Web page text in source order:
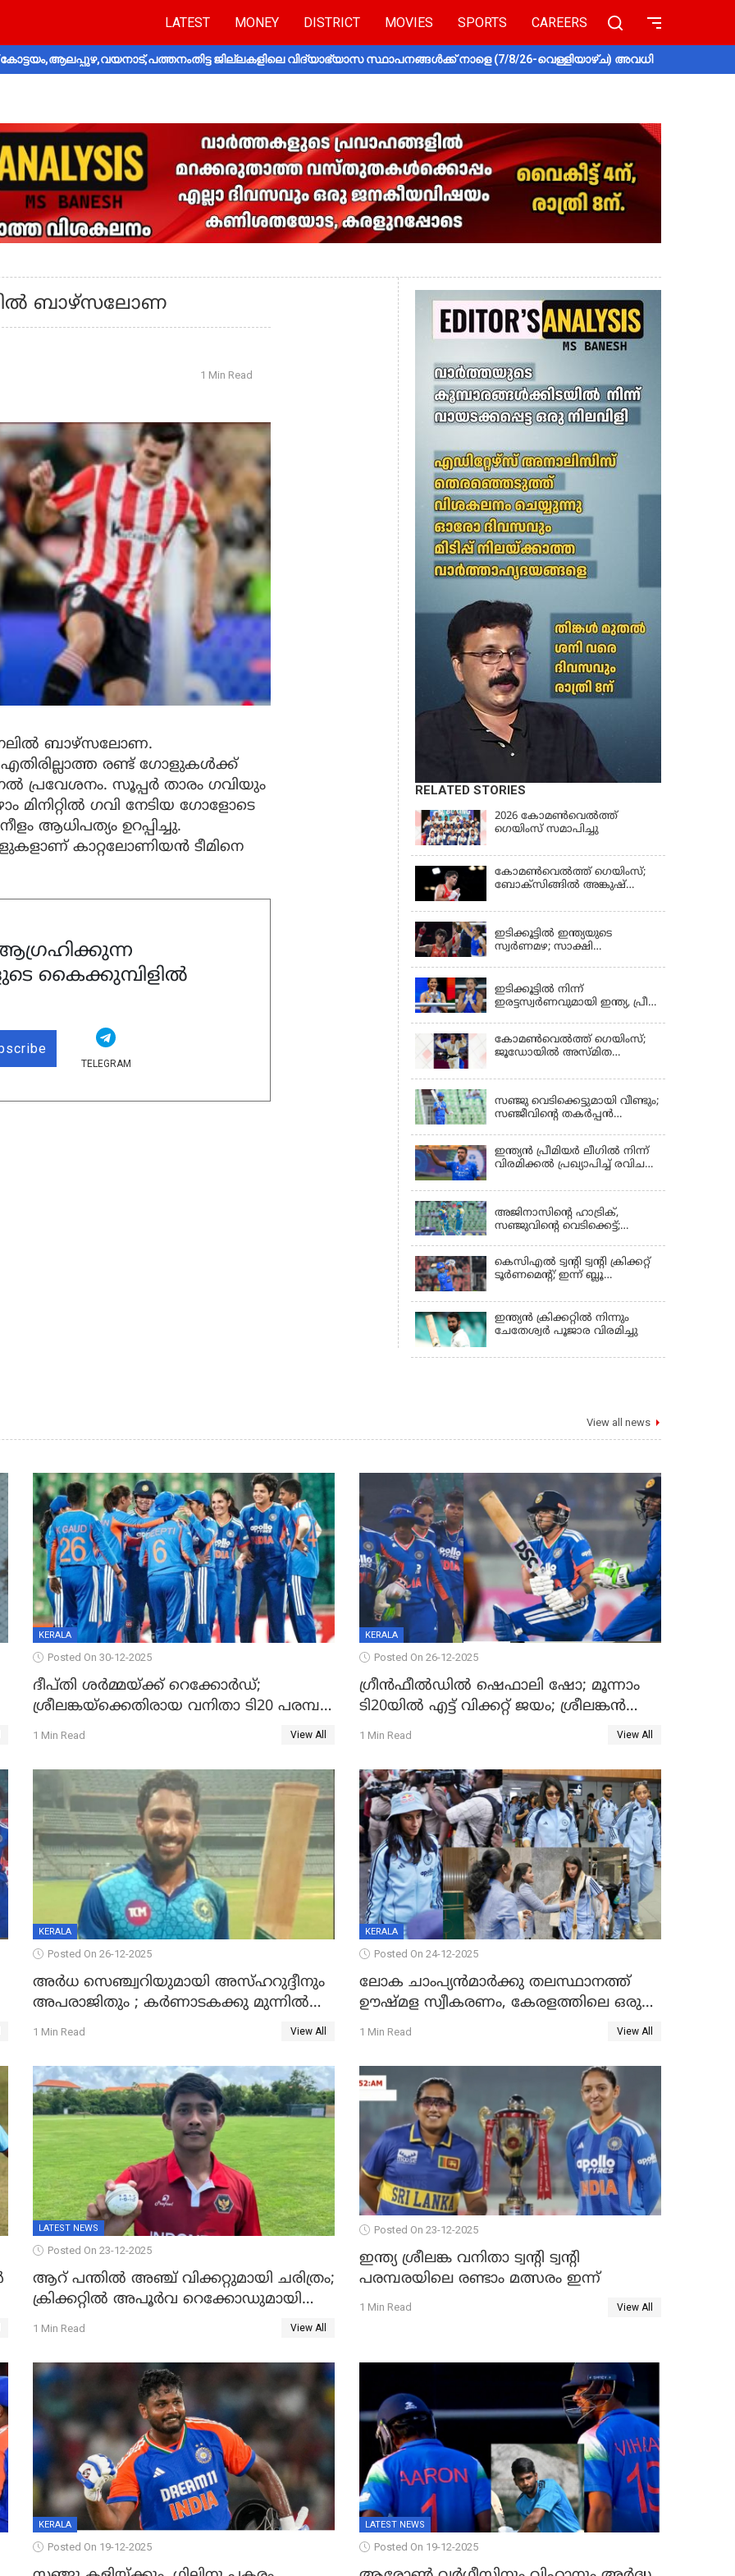
LATEST MONEY DISTRICT MOVIES SPORTS CAREERS
ജില്ലകളിലെ വിദ്യാഭ്യാസ സ്ഥാപനങ്ങൾക്ക് നാളെ (7/8/26-വെള്ളിയാഴ്ച) അവധി
ബാഴ്‌സലോണ
1 Min Read
ബാഴ്‌സലോണ.
രണ്ട് ഗോളുകള്‍ക്ക്
സൂപ്പര്‍ താരം ഗവിയും
മിനിറ്റില്‍ ഗവി നേടിയ ഗോളോടെ
ആധിപത്യം ഉറപ്പിച്ചു.
കാറ്റലോണിയന്‍ ടീമിനെ
കൈക്കുമ്പിളിൽ
TELEGRAM
RELATED STORIES
2026 കോമണ്‍വെല്‍ത്ത്
ഗെയിംസ് സമാപിച്ചു
കോമണ്‍വെല്‍ത്ത് ഗെയിംസ്;
ബോക്‌സിങ്ങില്‍ അങ്കുഷ്
ഇടിക്കൂട്ടിൽ ഇന്ത്യയുടെ
സ്വർണമഴ; സാക്ഷി
ഇടിക്കൂട്ടിൽ നിന്ന്
ഇരട്ടസ്വർണവുമായി ഇന്ത്യ, പ്രീതി
കോമണ്‍വെല്‍ത്ത് ഗെയിംസ്;
ജൂഡോയിൽ അസ്മിത
സഞ്ജു വെടിക്കെട്ടുമായി വീണ്ടും;
സഞ്ജീവിന്‍റെ തകർപ്പൻ
രക്ഷിക്കാനായില്ല, കൊച്ചി ബ്ലൂ
ടൈഗേഴ്സിനു ജയം
ഇന്ത്യന്‍ പ്രീമിയര്‍ ലീഗില്‍ നിന്ന്
വിരമിക്കല്‍ പ്രഖ്യാപിച്ച് രവിചന്ദ്ര
അജിനാസിന്റെ ഹാട്രിക്,
സഞ്ജുവിന്റെ വെടിക്കെട്ട്;
ജയവുമായി ടൈറ്റൻസ്
കെസിഎൽ ട്വൻ്റി ട്വൻ്റി ക്രിക്കറ്റ്
ടൂർണമെൻ്റ്; ഇന്ന് ബ്ലൂ
ഏറ്റുമുട്ടും
ഇന്ത്യന്‍ ക്രിക്കറ്റിൽ നിന്നും
ചേതേശ്വര്‍ പൂജാര വിരമിച്ചു
View all news
KERALA
Posted On 30-12-2025
ദീപ്തി ശർമ്മയ്ക്ക് റെക്കോർഡ്;
ശ്രീലങ്കയ്ക്കെതിരായ വനിതാ ടി20 പരമ്പര
തൂത്തുവാരി ഇന്ത്യ
1 Min Read View All
KERALA
Posted On 26-12-2025
ഗ്രീന്‍ഫീല്‍ഡില്‍ ഷെഫാലി ഷോ; മൂന്നാം
ടി20യിൽ എട്ട് വിക്കറ്റ് ജയം; ശ്രീലങ്കന്‍
വനിതകള്‍ക്കെതിരായ ടി20 പരമ്പര
1 Min Read View All
KERALA
Posted On 26-12-2025
അർധ സെഞ്ച്വറിയുമായി അസ്ഹറുദ്ദീനും
അപരാജിതും ; കർണാടകക്കു മുന്നിൽ
285 റൺസ് വിജയലക്ഷ്യമുയർത്തി കേരളം
1 Min Read View All
KERALA
Posted On 24-12-2025
ലോക ചാംപ്യൻമാർക്കു തലസ്ഥാനത്ത്
ഊഷ്മള സ്വീകരണം, കേരളത്തിലെ ഒരു
മത്സരം ജയിച്ചാൽ ഇന്ത്യയ്ക്കു പരമ്പര
1 Min Read View All
LATEST NEWS
Posted On 23-12-2025
ആറ് പന്തിൽ അഞ്ച് വിക്കറ്റുമായി ചരിത്രം;
ക്രിക്കറ്റിൽ അപൂർവ റെക്കോഡുമായി
ഇന്തോനേഷ്യൻ താരം
1 Min Read View All
Posted On 23-12-2025
ഇന്ത്യ ശ്രീലങ്ക വനിതാ ട്വന്റി ട്വന്റി
പരമ്പരയിലെ രണ്ടാം മത്സരം ഇന്ന്
1 Min Read View All
KERALA
Posted On 19-12-2025
LATEST NEWS
Posted On 19-12-2025